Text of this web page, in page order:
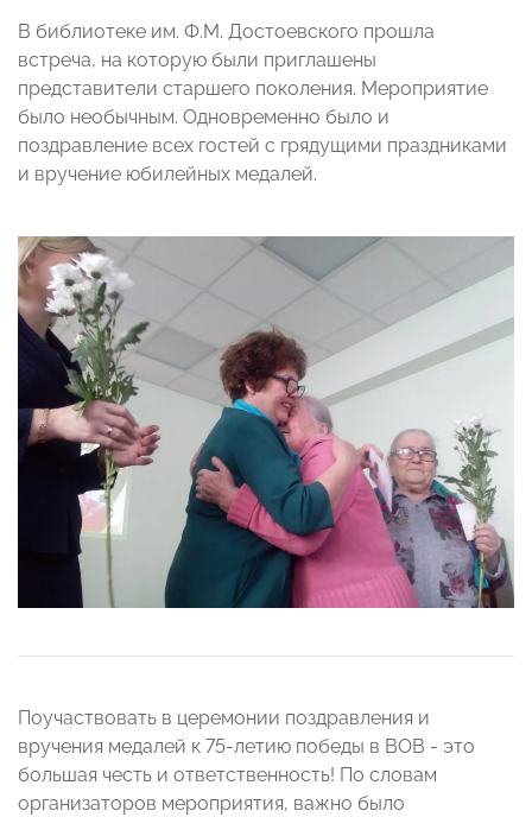
В библиотеке им. Ф.М. Достоевского прошла
встреча, на которую были приглашены
представители старшего поколения. Мероприятие
было необычным. Одновременно было и
поздравление всех гостей с грядущими праздниками
и вручение юбилейных медалей.
Поучаствовать в церемонии поздравления и
вручения медалей к 75-летию победы в ВОВ - это
большая честь и ответственность! По словам
организаторов мероприятия, важно было